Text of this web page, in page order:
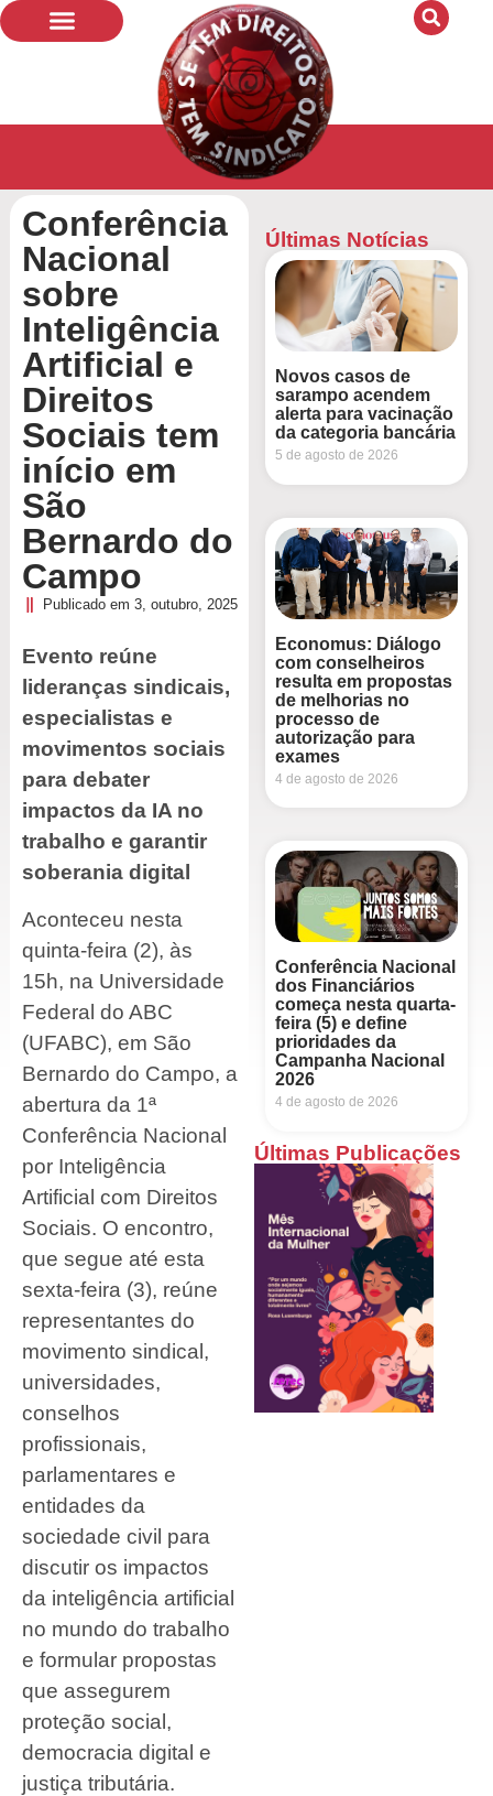
Conferência
Nacional
sobre
Inteligência
Artificial e
Direitos
Sociais tem
início em
São
Bernardo do
Campo
Publicado em 3, outubro, 2025
Evento reúne
lideranças sindicais,
especialistas e
movimentos sociais
para debater
impactos da IA no
trabalho e garantir
soberania digital
Aconteceu nesta
quinta-feira (2), às
15h, na Universidade
Federal do ABC
(UFABC), em São
Bernardo do Campo, a
abertura da 1ª
Conferência Nacional
por Inteligência
Artificial com Direitos
Sociais. O encontro,
que segue até esta
sexta-feira (3), reúne
representantes do
movimento sindical,
universidades,
conselhos
profissionais,
parlamentares e
entidades da
sociedade civil para
discutir os impactos
da inteligência artificial
no mundo do trabalho
e formular propostas
que assegurem
proteção social,
democracia digital e
justiça tributária.
Últimas Notícias
Novos casos de
sarampo acendem
alerta para vacinação
da categoria bancária
5 de agosto de 2026
Economus: Diálogo
com conselheiros
resulta em propostas
de melhorias no
processo de
autorização para
exames
4 de agosto de 2026
Conferência Nacional
dos Financiários
começa nesta quarta-
feira (5) e define
prioridades da
Campanha Nacional
2026
4 de agosto de 2026
Últimas Publicações